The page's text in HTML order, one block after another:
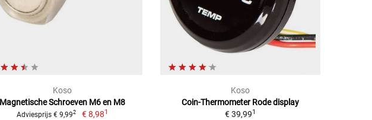
Koso
Magnetische Schroeven M6 en M8
Adviesprijs € 9,992 € 8,981
Koso
Coin-Thermometer Rode display
€ 39,991